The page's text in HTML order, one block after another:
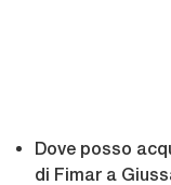
Dove posso
di Fimar a